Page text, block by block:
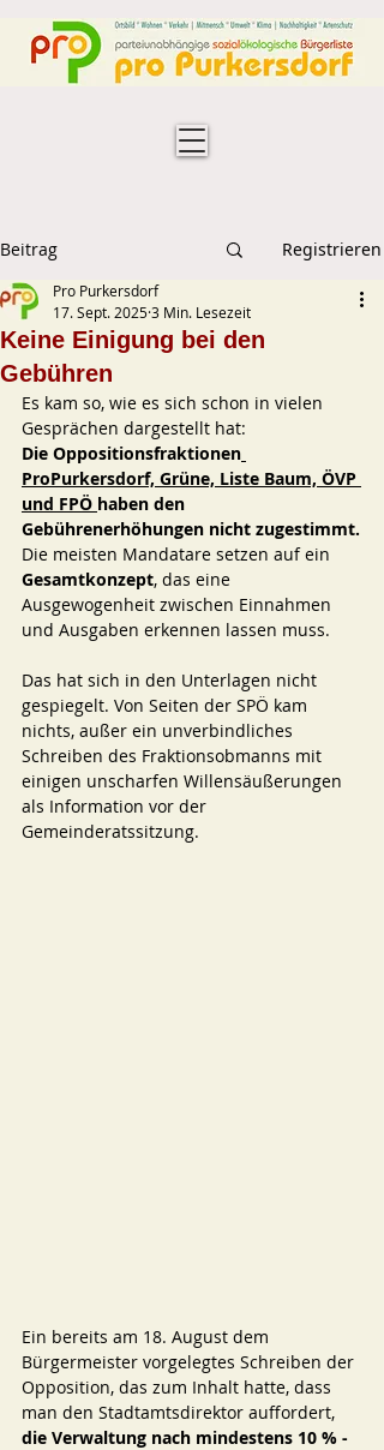
Beitrag Registrieren
Keine Einigung bei den
Gebühren
Pro Purkersdorf
17. Sept. 20253 Min. Lesezeit
Es kam so, wie es sich schon in vielen
Gesprächen dargestellt hat:
Die Oppositionsfraktionen
ProPurkersdorf, Grüne, Liste Baum, ÖVP
und FPÖ haben den
Gebührenerhöhungen nicht zugestimmt.
Die meisten Mandatare setzen auf ein
Gesamtkonzept, das eine
Ausgewogenheit zwischen Einnahmen
und Ausgaben erkennen lassen muss.
Das hat sich in den Unterlagen nicht
gespiegelt. Von Seiten der SPÖ kam
nichts, außer ein unverbindliches
Schreiben des Fraktionsobmanns mit
einigen unscharfen Willensäußerungen
als Information vor der
Gemeinderatssitzung.
Ein bereits am 18. August dem
Bürgermeister vorgelegtes Schreiben der
Opposition, das zum Inhalt hatte, dass
man den Stadtamtsdirektor auffordert,
die Verwaltung nach mindestens 10 % -